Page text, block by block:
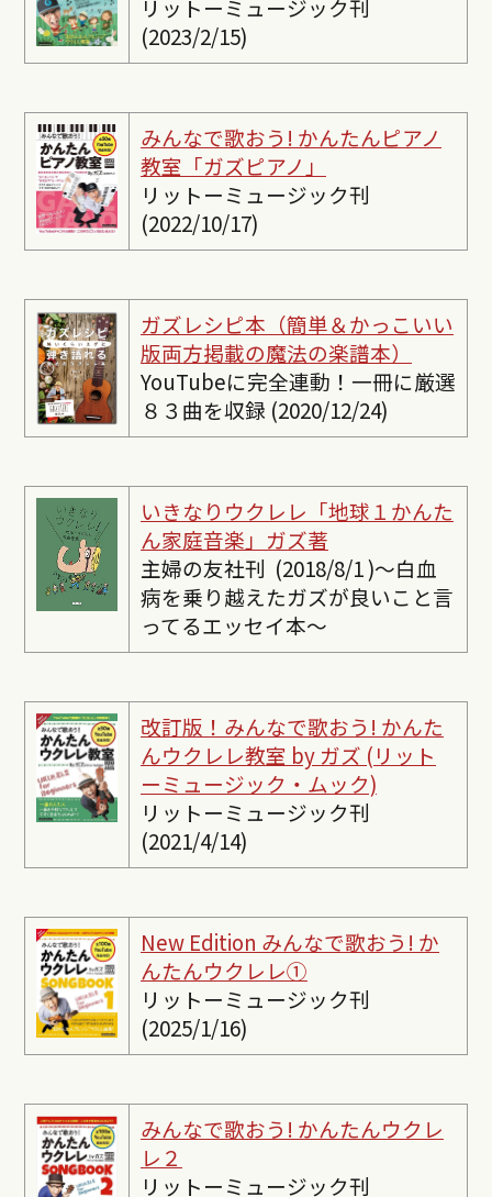
リットーミュージック刊
(2023/2/15)
みんなで歌おう! かんたんピアノ
教室「ガズピアノ」
リットーミュージック刊
(2022/10/17)
ガズレシピ本（簡単＆かっこいい
版両方掲載の魔法の楽譜本）
YouTubeに完全連動！一冊に厳選
８３曲を収録 (2020/12/24)
いきなりウクレレ「地球１かんた
ん家庭音楽」ガズ著
主婦の友社刊 (2018/8/1 )〜白血
病を乗り越えたガズが良いこと言
ってるエッセイ本〜
改訂版！みんなで歌おう! かんた
んウクレレ教室 by ガズ (リット
ーミュージック・ムック)
リットーミュージック刊
(2021/4/14)
New Edition みんなで歌おう! か
んたんウクレレ①
リットーミュージック刊
(2025/1/16)
みんなで歌おう! かんたんウクレ
レ２
リットーミュージック刊